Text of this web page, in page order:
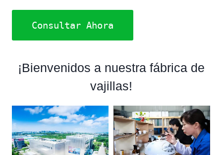
Consultar Ahora
¡Bienvenidos a nuestra fábrica de
vajillas!